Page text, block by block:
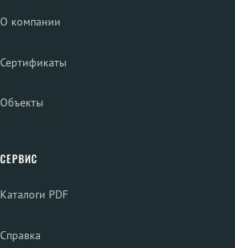
О компании
Сертификаты
Объекты
СЕРВИС
Каталоги PDF
Справка